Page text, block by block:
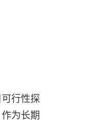
行性探
为长期